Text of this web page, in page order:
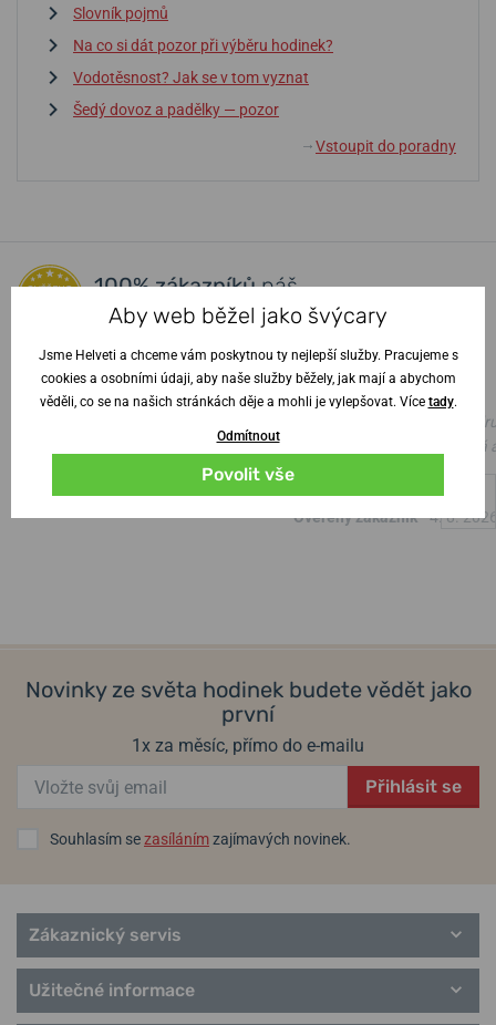
Slovník pojmů
Na co si dát pozor při výběru hodinek?
Vodotěsnost? Jak se v tom vyznat
Šedý dovoz a padělky — pozor
↓ Vstoupit do poradny
100% zákazníkůnáš
obchod doporučuje
100%
6. 8. 2026
100%
skvělé, i s gravírováním do
dne, jsem naprosto nadšená
manžel z hodinek též
Ověřený zákazník•4. 8.
Novinky ze světa hodinek budete vědět jako
první
1x za měsíc, přímo do e-mailu
Přihlásit se
Souhlasím sezasílánímzajímavých novinek.
Zákaznický servis
Užitečné informace
Aby web běžel jako švýcary
Jsme Helveti a chceme vám poskytnou ty nejlepší služby. Pracujeme s
cookies a osobními údaji, aby naše služby běžely, jak mají a abychom
věděli, co se na našich stránkách děje a mohli je vylepšovat. Více tady.
Odmítnout
Povolit vše